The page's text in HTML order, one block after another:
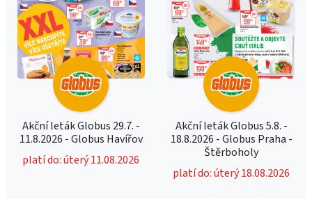
Akční leták Globus 29.7. -
11.8.2026 - Globus Havířov
platí do: úterý 11.08.2026
Akční leták Globus 5.8. -
18.8.2026 - Globus Praha -
Štěrboholy
platí do: úterý 18.08.2026